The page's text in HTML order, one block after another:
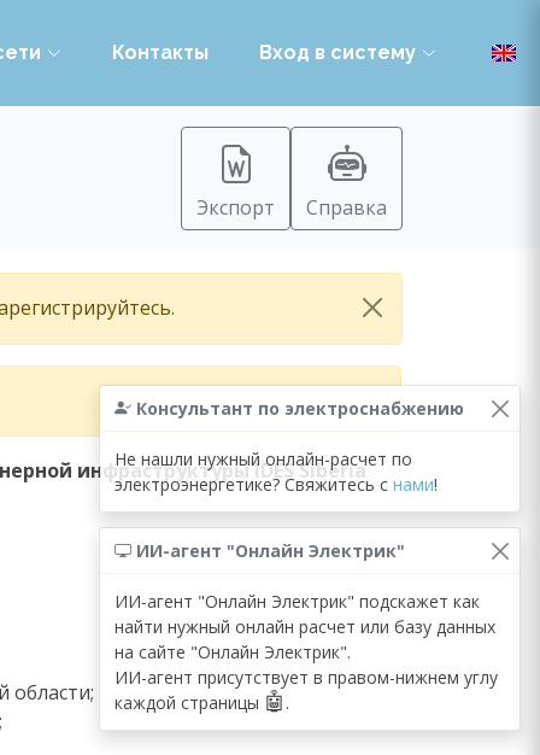
Контакты Вход в систему
Экспорт Справка
Консультант по электроснабжению
Не нашли нужный онлайн-расчет по
электроэнергетике? Свяжитесь с нами!
ИИ-агент "Онлайн Электрик"
ИИ-агент "Онлайн Электрик" подскажет как
найти нужный онлайн расчет или базу данных
на сайте "Онлайн Электрик".
ИИ-агент присутствует в правом-нижнем углу
каждой страницы 🤖 .
инфраструктуры IDES Siberia
области;